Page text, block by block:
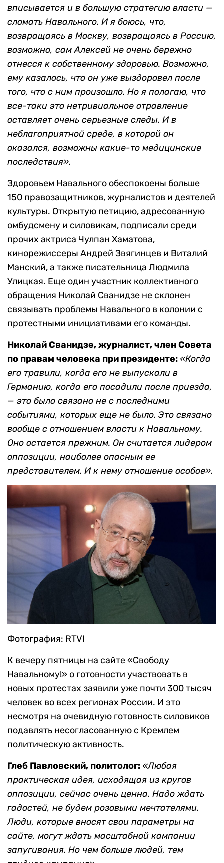
вписывается и в большую стратегию власти —
сломать Навального. И я боюсь, что,
возвращаясь в Москву, возвращаясь в Россию,
возможно, сам Алексей не очень бережно
отнесся к собственному здоровью. Возможно,
ему казалось, что он уже выздоровел после
того, что с ним произошло. Но я полагаю, что
все-таки это нетривиальное отравление
оставляет очень серьезные следы. И в
неблагоприятной среде, в которой он
оказался, возможны какие-то медицинские
последствия».
Здоровьем Навального обеспокоены больше
150 правозащитников, журналистов и деятелей
культуры. Открытую петицию, адресованную
омбудсмену и силовикам, подписали среди
прочих актриса Чулпан Хаматова,
кинорежиссеры Андрей Звягинцев и Виталий
Манский, а также писательница Людмила
Улицкая. Еще один участник коллективного
обращения Николай Сванидзе не склонен
связывать проблемы Навального в колонии с
протестными инициативами его команды.
Николай Сванидзе, журналист, член Совета
по правам человека при президенте: «Когда
его травили, когда его не выпускали в
Германию, когда его посадили после приезда,
— это было связано не с последними
событиями, которых еще не было. Это связано
вообще с отношением власти к Навальному.
Оно остается прежним. Он считается лидером
оппозиции, наиболее опасным ее
представителем. И к нему отношение особое».
Фотография: RTVI
К вечеру пятницы на сайте «Свободу
Навальному!» о готовности участвовать в
новых протестах заявили уже почти 300 тысяч
человек во всех регионах России. И это
несмотря на очевидную готовность силовиков
подавлять несогласованную с Кремлем
политическую активность.
Глеб Павловский, политолог: «Любая
практическая идея, исходящая из кругов
оппозиции, сейчас очень ценна. Надо ждать
гадостей, не будем розовыми мечтателями.
Люди, которые вносят свои параметры на
сайте, могут ждать масштабной кампании
запугивания. Но чем больше людей, тем